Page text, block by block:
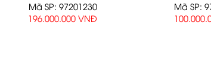
Mã SP: 97201230
196.000.000 VNĐ
Mã SP: